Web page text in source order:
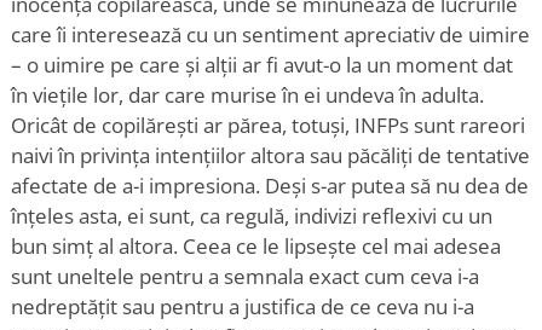
care îi interesează cu un sentiment apreciativ de uimire
– o uimire pe care și alții ar fi avut-o la un moment dat
în viețile lor, dar care murise în ei undeva în adulta.
Oricât de copilărești ar părea, totuși, INFPs sunt rareori
naivi în privința intențiilor altora sau păcăliți de tentative
afectate de a-i impresiona. Deși s-ar putea să nu dea de
înțeles asta, ei sunt, ca regulă, indivizi reflexivi cu un
bun simț al altora. Ceea ce le lipsește cel mai adesea
sunt uneltele pentru a semnala exact cum ceva i-a
nedreptățit sau pentru a justifica de ce ceva nu i-a